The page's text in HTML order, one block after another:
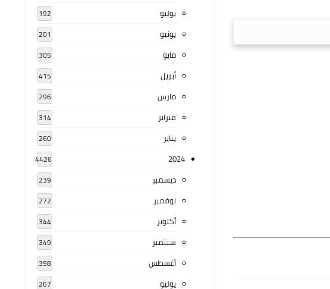
يوليو 192
يونيو 201
مايو 305
أبريل 415
مارس 296
فبراير 314
يناير 260
2024
4426
ديسمبر 239
نوفمبر 272
أكتوبر 344
سبتمبر 349
أغسطس 398
يوليو 267